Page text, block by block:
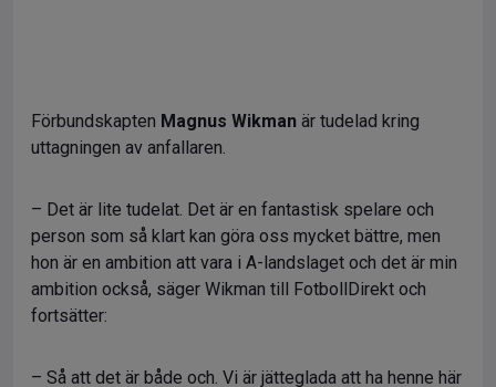
Förbundskapten Magnus Wikman är tudelad kring
uttagningen av anfallaren.
– Det är lite tudelat. Det är en fantastisk spelare och
person som så klart kan göra oss mycket bättre, men
hon är en ambition att vara i A-landslaget och det är min
ambition också, säger Wikman till FotbollDirekt och
fortsätter:
– Så att det är både och. Vi är jätteglada att ha henne här